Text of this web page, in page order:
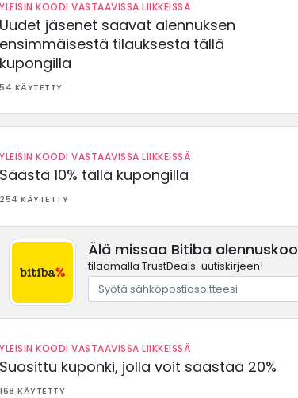
YLEISIN KOODI VASTAAVISSA LIIKKEISSÄ
Uudet jäsenet saavat alennuksen
ensimmäisestä tilauksesta tällä
kupongilla
54 KÄYTETTY
YLEISIN KOODI VASTAAVISSA LIIKKEISSÄ
Säästä 10% tällä kupongilla
254 KÄYTETTY
Älä missaa Bitiba
tilaamalla TrustDeals-uutiskirjeen!
YLEISIN KOODI VASTAAVISSA LIIKKEISSÄ
Suosittu kuponki, jolla voit säästää 20%
168 KÄYTETTY